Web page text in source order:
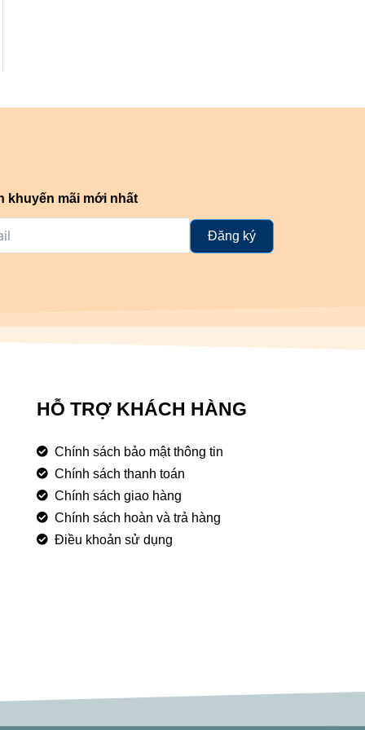
khuyến mãi mới nhất
Đăng ký
HỖ TRỢ KHÁCH HÀNG
Chính sách bảo mật thông tin
Chính sách thanh toán
Chính sách giao hàng
Chính sách hoàn và trả hàng
Điều khoản sử dụng